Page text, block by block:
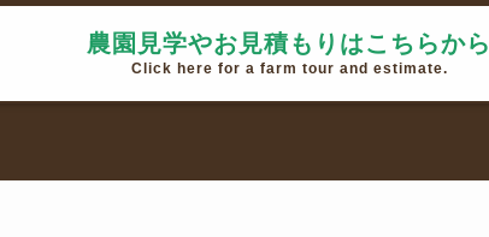
農園見学やお見積もりはこちらから
Click here for a farm tour and estimate.